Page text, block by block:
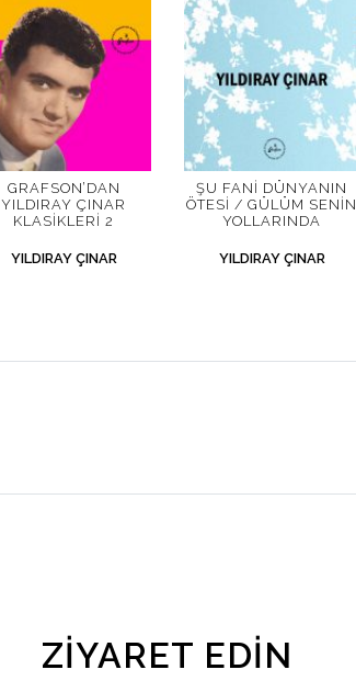
GRAFSON’DAN
YILDIRAY ÇINAR
KLASIKLERI 2
YILDIRAY ÇINAR
ŞU FANI DÜNYANIN
ÖTESI / GÜLÜM SENIN
YOLLARINDA
YILDIRAY ÇINAR
ZIYARET EDIN